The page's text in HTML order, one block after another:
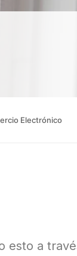
Electrónico
esto a